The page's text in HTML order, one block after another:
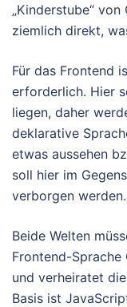
„Kinderstube“
ziemlich direkt,
Für das Frontend
erforderlich. Hier
liegen, daher
deklarative
etwas aussehen
soll hier im
verborgen werden.
Beide Welten
Frontend-Sprache
und verheiratet
Basis ist